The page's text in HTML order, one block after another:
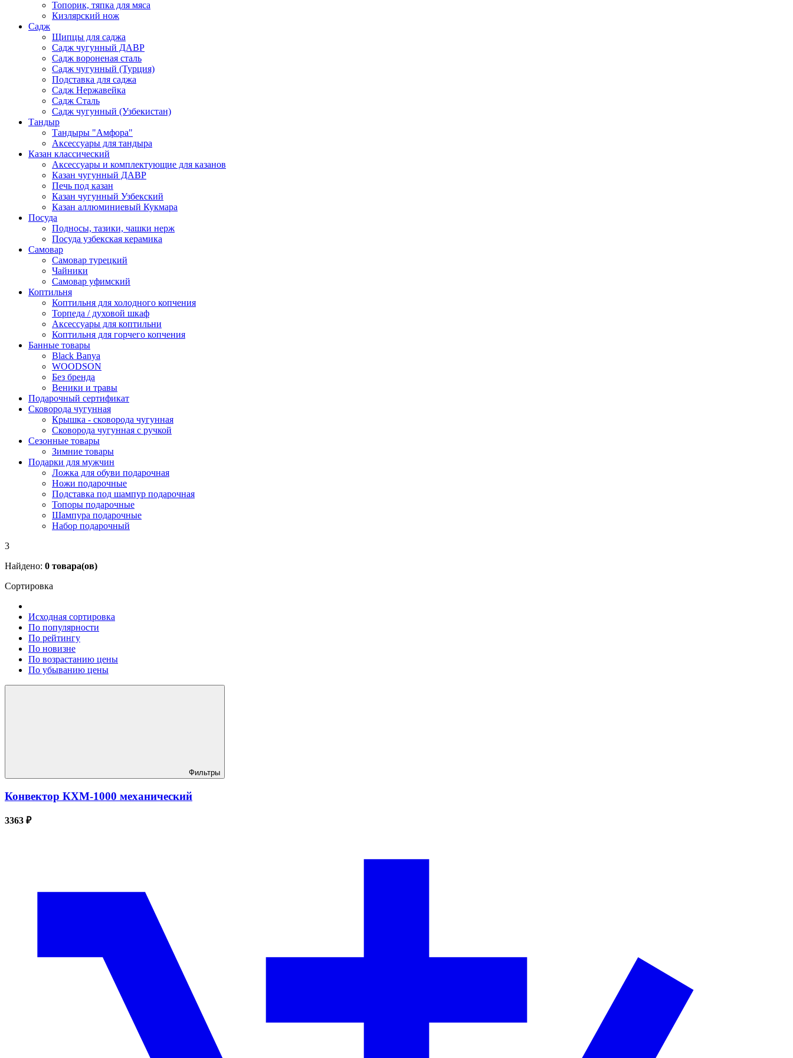
Топорик, тяпка для мяса
Кизлярский нож
Садж
Щипцы для саджа
Садж чугунный ДАВР
Садж вороненая сталь
Садж чугунный (Турция)
Подставка для саджа
Садж Нержавейка
Садж Сталь
Садж чугунный (Узбекистан)
Тандыр
Тандыры "Амфора"
Аксессуары для тандыра
Казан классический
Аксессуары и комплектующие для казанов
Казан чугунный ДАВР
Печь под казан
Казан чугунный Узбекский
Казан аллюминиевый Кукмара
Посуда
Подносы, тазики, чашки нерж
Посуда узбекская керамика
Самовар
Самовар турецкий
Чайники
Самовар уфимский
Коптильня
Коптильня для холодного копчения
Торпеда / духовой шкаф
Аксессуары для коптильни
Коптильня для горчего копчения
Банные товары
Black Banya
WOODSON
Без бренда
Веники и травы
Подарочный сертификат
Сковорода чугунная
Крышка - сковорода чугунная
Сковорода чугунная с ручкой
Сезонные товары
Зимние товары
Подарки для мужчин
Ложка для обуви подарочная
Ножи подарочные
Подставка под шампур подарочная
Топоры подарочные
Шампура подарочные
Набор подарочный
3
Найдено: 0 товара(ов)
Сортировка
Исходная сортировка
По популярности
По рейтингу
По новизне
По возрастанию цены
По убыванию цены
Фильтры
Конвектор КХМ-1000 механический
3363 ₽